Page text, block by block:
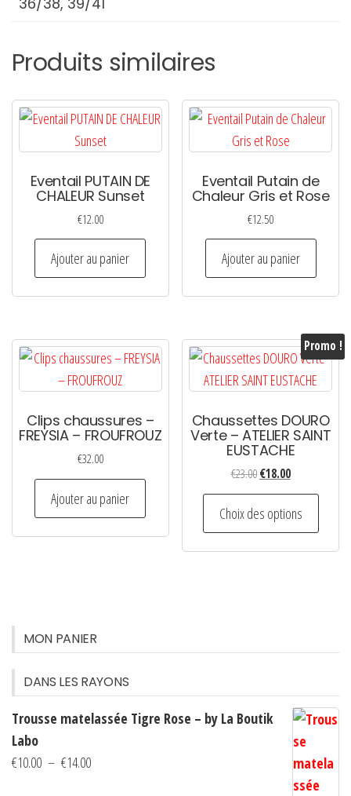
Produits similaires
Eventail PUTAIN DE
CHALEUR Sunset
€12.00
Ajouter au panier
Eventail Putain de
Chaleur Gris et Rose
€12.50
Ajouter au panier
Clips chaussures –
FREYSIA – FROUFROUZ
€32.00
Ajouter au panier
Promo !
Chaussettes DOURO
Verte – ATELIER SAINT
EUSTACHE
€23.00 Le
prix
initial
était :
€23.00.
€18.00Le
prix
actuel
est :
€18.00.
Choix des options
Ce
sur
page
du
MON PANIER
DANS LES RAYONS
Trousse matelassée Tigre Rose – by La Boutik
Labo
€10.00 – €14.00Plage